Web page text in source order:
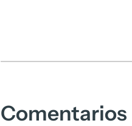
Comentarios